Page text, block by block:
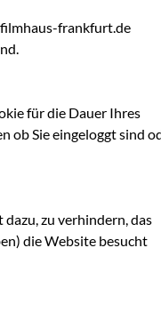
von
zu
ernste
im Gange
und
Bühnen
z.B . "Das
sich
Zur
A
-
Filme,
Film
frankfurt.de
für die Dauer Ihres
ob Sie eingeloggt sind
zu verhindern, das
die Website besucht